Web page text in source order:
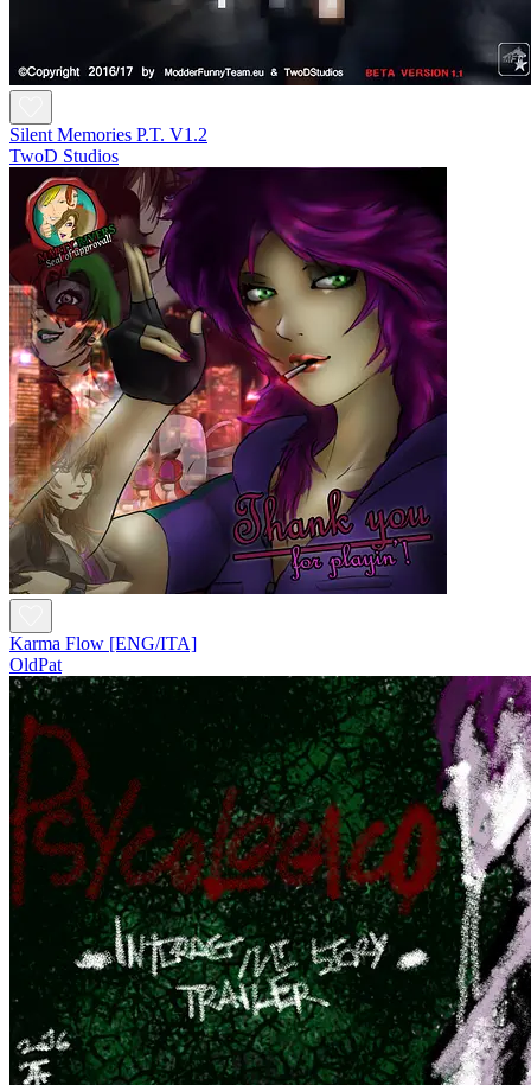
Silent Memories P.T. V1.2
TwoD Studios
Karma Flow [ENG/ITA]
OldPat